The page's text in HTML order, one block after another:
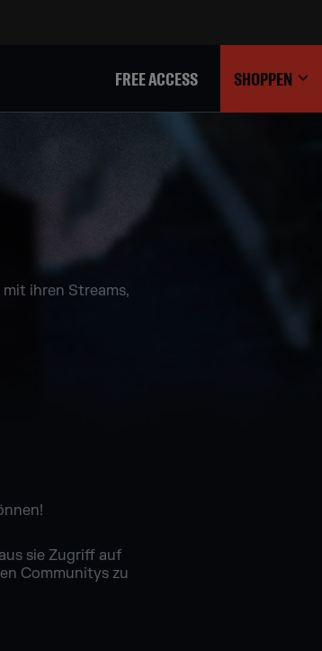
FREE ACCESS SHOPPEN
ihren Streams,
sie Zugriff auf
Communitys zu